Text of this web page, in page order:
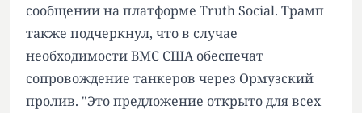
сообщении на платформе Truth Social. Трамп
также подчеркнул, что в случае
необходимости ВМС США обеспечат
сопровождение танкеров через Ормузский
пролив. "Это предложение открыто для всех